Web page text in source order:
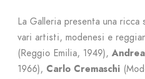
La Galleria presenta una
vari artisti, modenesi e
(Reggio Emilia, 1949),
1966), Carlo Cremaschi